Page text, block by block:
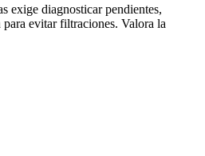
exige diagnosticar pendientes,
evitar filtraciones. Valora la